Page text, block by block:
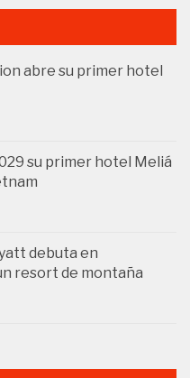
abre su primer hotel
su primer hotel Meliá
debuta en
resort de montaña